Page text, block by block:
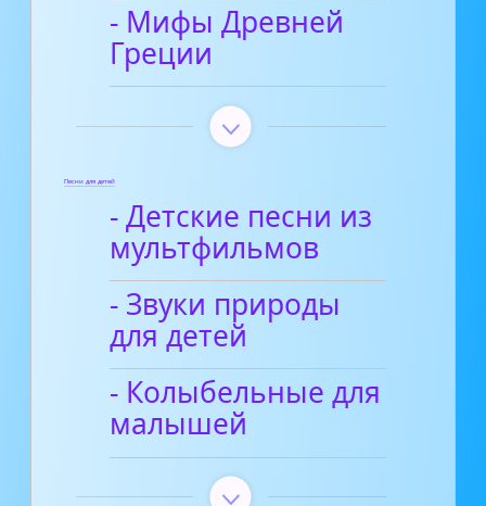
- Мифы Древней
Греции
Песни для детей
- Детские песни из
мультфильмов
- Звуки природы
для детей
- Колыбельные для
малышей